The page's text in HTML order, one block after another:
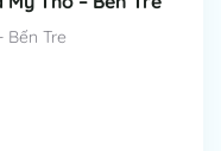
Bến Tre